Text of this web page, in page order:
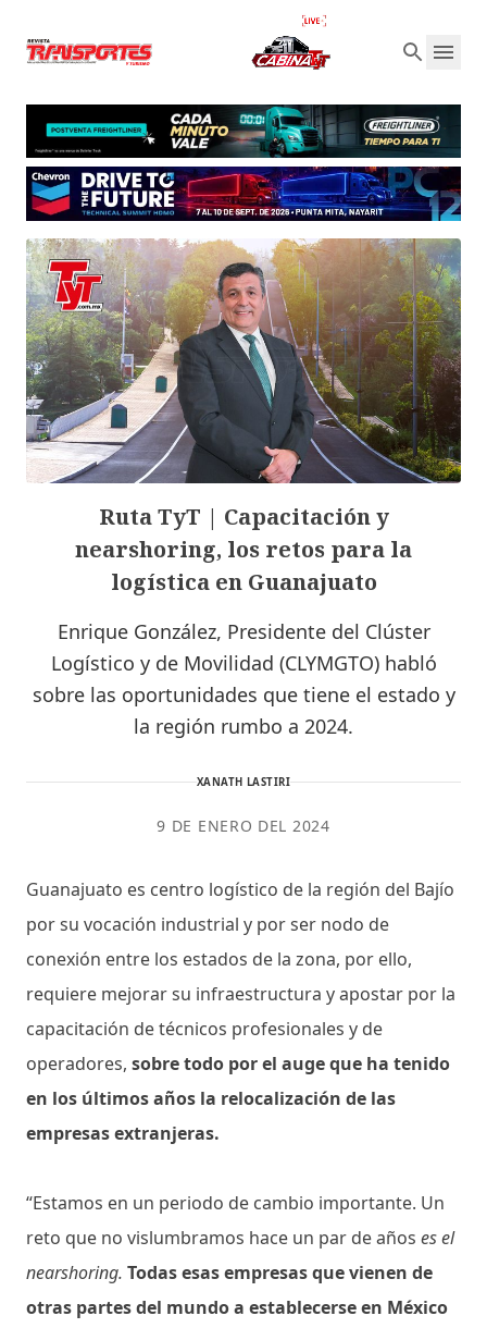
Ruta TyT | Capacitación y
nearshoring, los retos para la
logística en Guanajuato
Enrique González, Presidente del Clúster
Logístico y de Movilidad (CLYMGTO) habló
sobre las oportunidades que tiene el estado y
la región rumbo a 2024.
XANATH LASTIRI
9 DE ENERO DEL 2024
Guanajuato es centro logístico de la región del Bajío
por su vocación industrial y por ser nodo de
conexión entre los estados de la zona, por ello,
requiere mejorar su infraestructura y apostar por la
capacitación de técnicos profesionales y de
operadores, sobre todo por el auge que ha tenido
en los últimos años la relocalización de las
empresas extranjeras.
“Estamos en un periodo de cambio importante. Un
reto que no vislumbramos hace un par de años es el
nearshoring. Todas esas empresas que vienen de
otras partes del mundo a establecerse en México